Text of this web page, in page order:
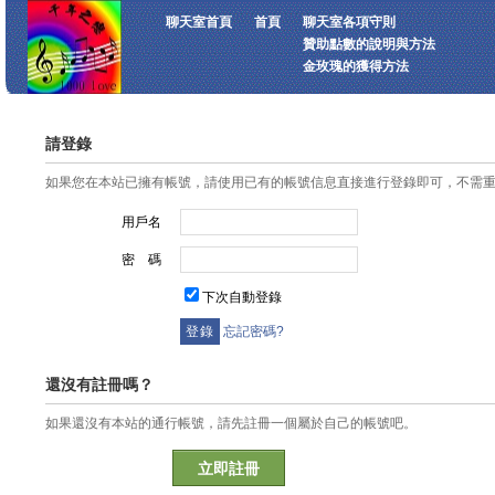
聊天室首頁 首頁
聊天室各項守則
贊助點數的說明與方法
金玫瑰的獲得方法
請登錄
如果您在本站已擁有帳號，請使用已有的帳號信息直接進行登錄即可，不需
用戶名
密 碼
下次自動登錄
忘記密碼?
還沒有註冊嗎？
如果還沒有本站的通行帳號，請先註冊一個屬於自己的帳號吧。
立即註冊